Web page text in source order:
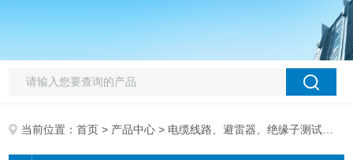
当前位置：首页 > 产品中心 > 电缆线路、避雷器、绝缘子测试仪器